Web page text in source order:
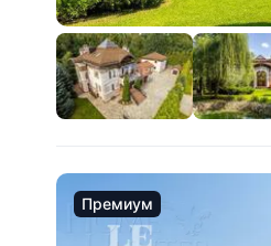
Премиум